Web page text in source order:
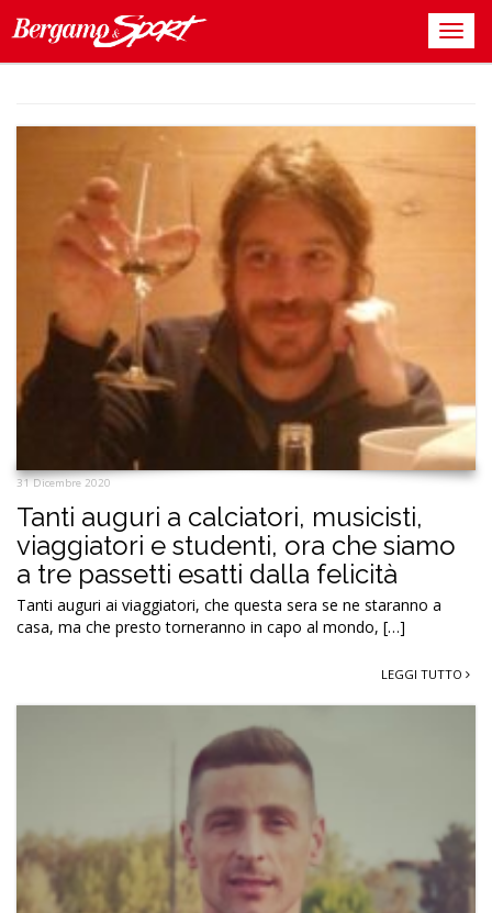
31 Dicembre 2020
Tanti auguri a calciatori, musicisti,
viaggiatori e studenti, ora che siamo
a tre passetti esatti dalla felicità
Tanti auguri ai viaggiatori, che questa sera se ne staranno a
casa, ma che presto torneranno in capo al mondo, […]
LEGGI TUTTO